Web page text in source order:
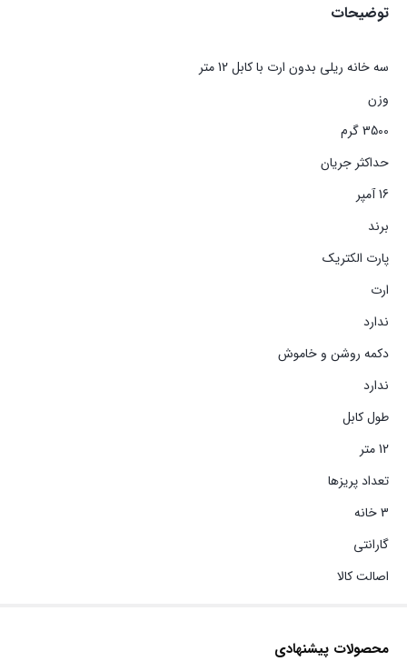
توضیحات
سه خانه ریلی بدون ارت با کابل 12 متر
وزن
3500 گرم
حداکثر جریان
16 آمپر
برند
پارت الکتریک
ارت
ندارد
دکمه روشن و خاموش
ندارد
طول کابل
12 متر
تعداد پریزها
3 خانه
گارانتی
اصالت کالا
محصولات پیشنهادی